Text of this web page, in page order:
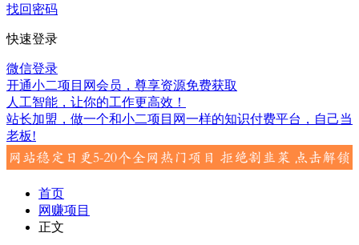
找回密码
快速登录
微信登录
开通小二项目网会员，尊享资源免费获取
人工智能，让你的工作更高效！
站长加盟，做一个和小二项目网一样的知识付费平台，自己当
老板!
首页
网赚项目
正文